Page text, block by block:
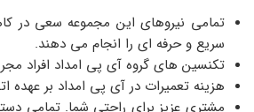
تمامی نیروهای این مجموعه سعی در
سریع و حرفه ای را انجام می دهند.
تکنسین های گروه آی پی امداد افراد
هزینه تعمیرات در آی پی امداد بر عهده
مشتری عزیز برای راحتی شما. تمامی